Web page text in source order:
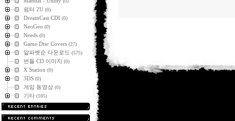
쉼터 2U (0)
DreamCast CDI (0)
NeoGeo (0)
Needs (0)
Game Disc Covers (27)
알파벳순 다운로드 (575)
번들 CD 이미지 (0)
X Station (0)
3DS (0)
게임 동영상 (0)
기타 (105)